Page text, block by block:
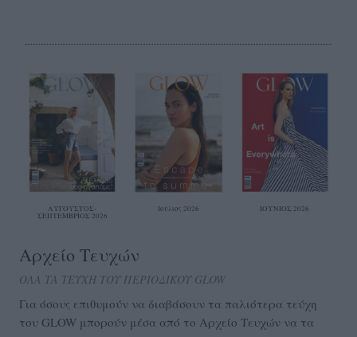
ΑΥΓΟΥΣΤΟΣ-
ΣΕΠΤΕΜΒΡΙΟΣ 2026
Ιούλιος 2026 ΙΟΥΝΙΟΣ 2026
Αρχείο Τευχών
ΟΛΑ ΤΑ ΤΕΥΧΗ ΤΟΥ ΠΕΡΙΟΔΙΚΟΥ GLOW
Για όσους επιθυμούν να διαβάσουν τα παλιότερα τεύχη
του GLOW μπορούν μέσα από το Aρχείο Τευχών να τα